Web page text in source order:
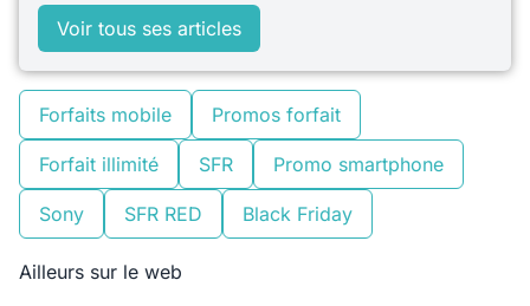
Voir tous ses articles
Forfaits mobile Promos forfait
Forfait illimité SFR Promo smartphone
Sony SFR RED Black Friday
Ailleurs sur le web